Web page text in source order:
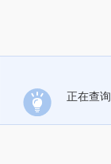
正在查